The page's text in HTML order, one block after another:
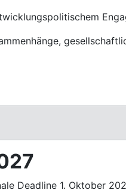
Deadline 1. Oktober